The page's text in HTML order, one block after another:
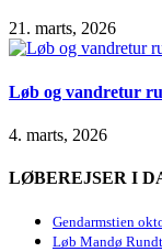
21. marts, 2026
Løb og vandretur
4. marts, 2026
LØBEREJSER I
Gendarmstien
Løb Mandø